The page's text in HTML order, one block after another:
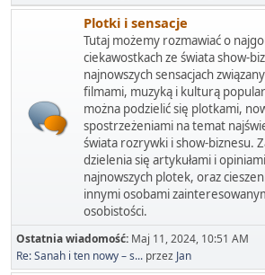
Plotki i sensacje
Tutaj możemy rozmawiać o
ciekawostkach ze świata show-
najnowszych sensacjach
filmami, muzyką i kulturą
można podzielić się plotkami,
spostrzeżeniami na temat
świata rozrywki i show-biznesu.
dzielenia się artykułami i
najnowszych plotek, oraz
innymi osobami
osobistości.
Ostatnia wiadomość: Maj 11, 2024, 10:51 AM
Re: Sanah i ten nowy – s... przez Jan